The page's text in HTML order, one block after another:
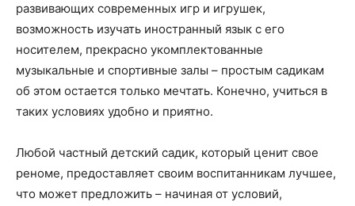
развивающих современных игр и игрушек,
возможность изучать иностранный язык с его
носителем, прекрасно укомплектованные
музыкальные и спортивные залы – простым садикам
об этом остается только мечтать. Конечно, учиться в
таких условиях удобно и приятно.
Любой частный детский садик, который ценит свое
реноме, предоставляет своим воспитанникам лучшее,
что может предложить – начиная от условий,